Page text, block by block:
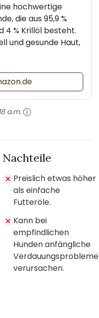
hochwertige
die aus 95,9 %
4 % Krillöl besteht.
und gesunde Haut,
a.m.
Nachteile
✕ Preislich etwas höher
als einfache
Futteröle.
✕ Kann bei
empfindlichen
Hunden anfängliche
Verdauungsprobleme
verursachen.